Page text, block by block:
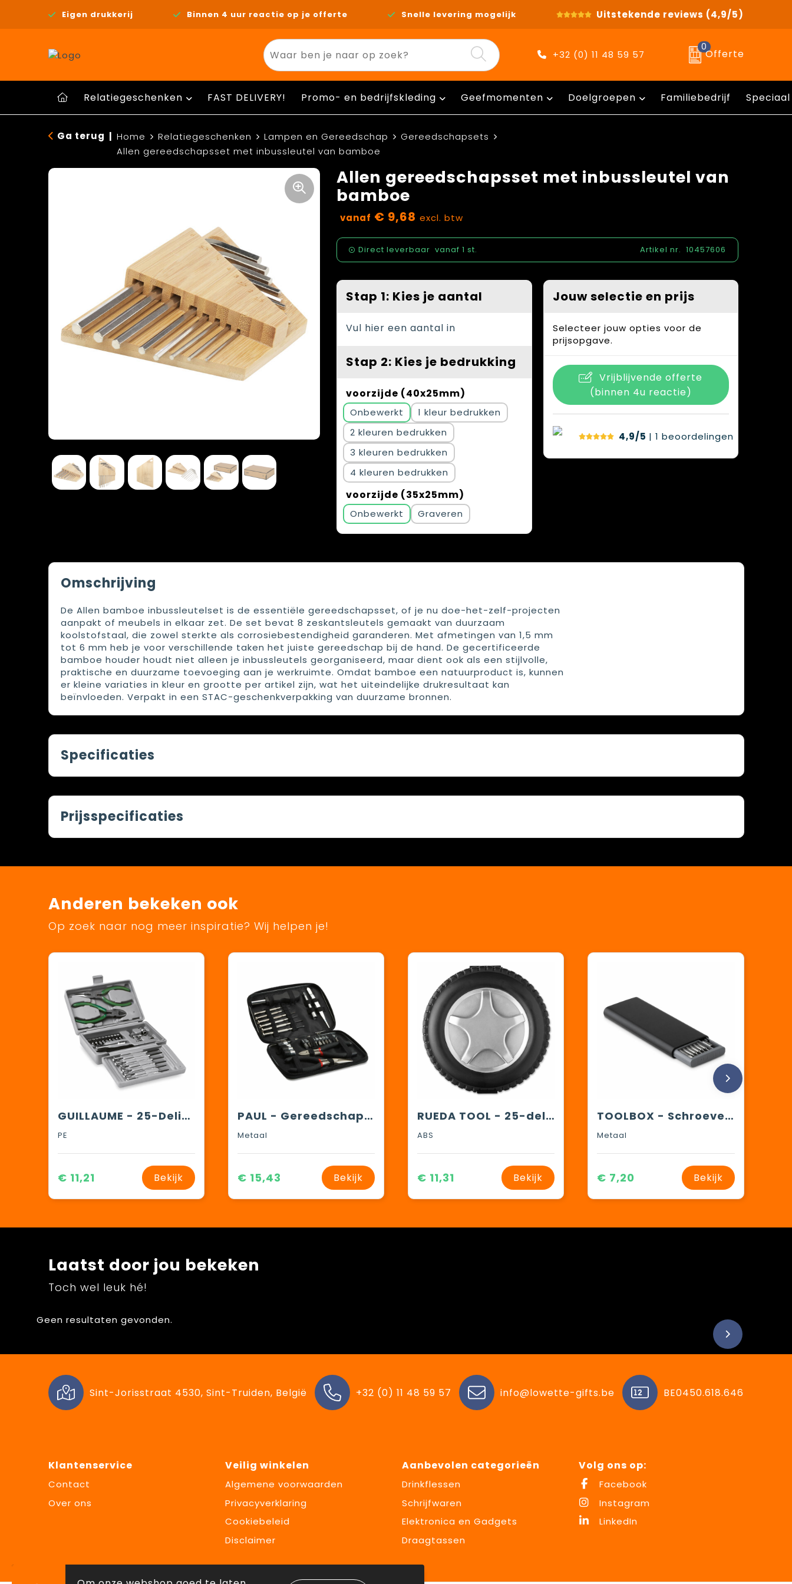
Eigen drukkerij Binnen 4 uur reactie op je offerte Snelle levering mogelijk Uitstekende reviews (4,9/5)
+32 (0) 11 48 59 57
0
Offerte
Relatiegeschenken FAST DELIVERY! Promo- en bedrijfskleding Geefmomenten Doelgroepen Familiebedrijf
Ga terug Home Relatiegeschenken Lampen en Gereedschap
Gereedschapsets
Allen gereedschapsset met inbussleutel van bamboe
Allen gereedschapsset met inbussleutel van
bamboe
vanaf € 9,68 excl. btw
Direct leverbaar vanaf 1 st. Artikel nr. 10457606
Stap 1: Kies je aantal
Vul hier een aantal in
Stap 2: Kies je bedrukking
voorzijde (40x25mm)
Onbewerkt
1
2
3
4
voorzijde (35x25mm)
Onbewerkt Graveren
Jouw selectie en prijs
Selecteer jouw opties voor de
prijsopgave.
Vrijblijvende offerte
(binnen 4u reactie)
4,9/5 | 1 beoordelingen
Omschrijving
De Allen bamboe inbussleutelset is de essentiële gereedschapsset, of je nu doe-het-zelf-projecten
aanpakt of meubels in elkaar zet. De set bevat 8 zeskantsleutels gemaakt van duurzaam
koolstofstaal, die zowel sterkte als corrosiebestendigheid garanderen. Met afmetingen van 1,5 mm
tot 6 mm heb je voor verschillende taken het juiste gereedschap bij de hand. De gecertificeerde
bamboe houder houdt niet alleen je inbussleutels georganiseerd, maar dient ook als een stijlvolle,
praktische en duurzame toevoeging aan je werkruimte. Omdat bamboe een natuurproduct is, kunnen
er kleine variaties in kleur en grootte per artikel zijn, wat het uiteindelijke drukresultaat kan
beïnvloeden. Verpakt in een STAC-geschenkverpakking van duurzame bronnen.
Specificaties
Prijsspecificaties
Anderen bekeken ook
Op zoek naar nog meer inspiratie? Wij helpen je!
GUILLAUME - 25-Delige gereedschapsset
PE
€ 11,21 Bekijk
PAUL - Gereedschapsset
Metaal
€ 15,43 Bekijk
RUEDA TOOL - 25-delig gereedschapsset
ABS
€ 11,31 Bekijk
TOOLBOX - Schroevendraaierset in boxje
Metaal
€ 7,20 Bekijk
Laatst door jou bekeken
Toch wel leuk hé!
Geen resultaten gevonden.
Sint-Jorisstraat 4530, Sint-Truiden, België +32 (0) 11 48 59 57 info@lowette-gifts.be BE0450.618.646
Klantenservice
Contact
Over ons
Veilig winkelen
Algemene voorwaarden
Privacyverklaring
Cookiebeleid
Disclaimer
Aanbevolen categorieën
Drinkflessen
Schrijfwaren
Elektronica en Gadgets
Draagtassen
Volg ons op:
Facebook
Instagram
LinkedIn